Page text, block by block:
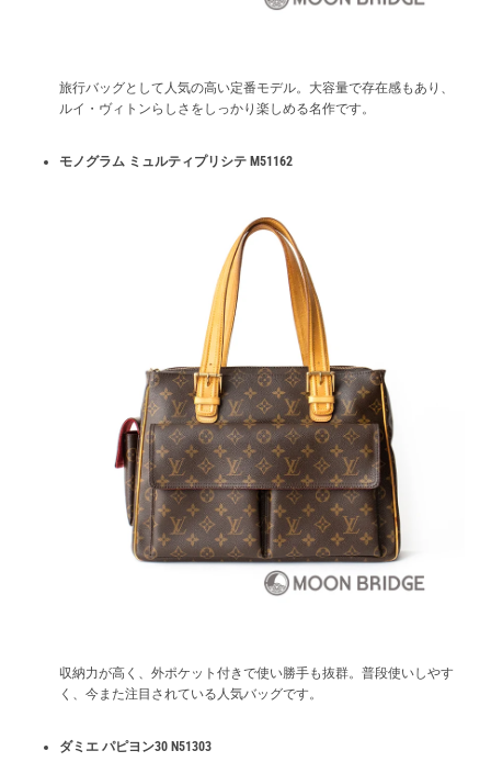
旅行バッグとして人気の高い定番モデル。大容量で存在感もあり、
ルイ・ヴィトンらしさをしっかり楽しめる名作です。
モノグラム ミュルティプリシテ M51162
収納力が高く、外ポケット付きで使い勝手も抜群。普段使いしやす
く、今また注目されている人気バッグです。
ダミエ パピヨン30 N51303